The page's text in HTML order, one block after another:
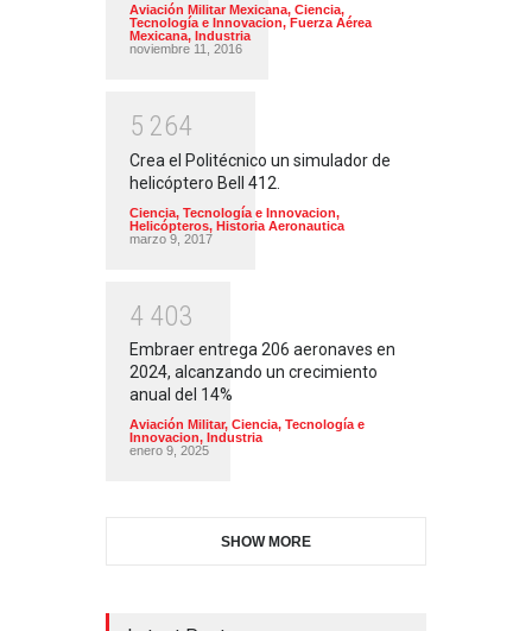
Aviación Militar Mexicana, Ciencia,
Tecnología e Innovacion, Fuerza Aérea
Mexicana, Industria
noviembre 11, 2016
5 264
Crea el Politécnico un simulador de
helicóptero Bell 412.
Ciencia, Tecnología e Innovacion,
Helicópteros, Historia Aeronautica
marzo 9, 2017
4 403
Embraer entrega 206 aeronaves en
2024, alcanzando un crecimiento
anual del 14%
Aviación Militar, Ciencia, Tecnología e
Innovacion, Industria
enero 9, 2025
SHOW MORE